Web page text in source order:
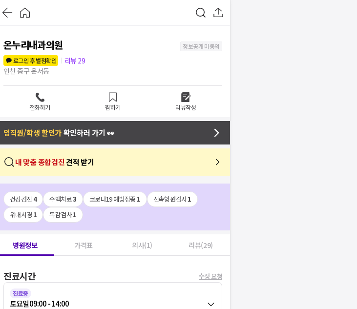
온누리내과의원
정보공개 미동의
로그인 후 별점확인
리뷰 29
인천 중구 운서동
전화하기 찜하기 리뷰작성
임직원/학생 할인가확인하러 가기 👀
내 맞춤 종합검진 견적 받기
건강검진 4 수액치료3 코로나19 예방접종 1 신속항원검사1
위내시경 1 독감검사1
병원정보 가격표 의사(1) 리뷰(29)
진료시간 수정 요청
진료중
토요일09:00 - 14:00